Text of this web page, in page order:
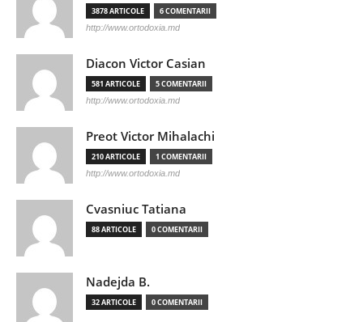
3878 ARTICOLE 6 COMENTARII
http://www.ortodoxia.md
Diacon Victor Casian
581 ARTICOLE 5 COMENTARII
http://www.ortodoxia.md
Preot Victor Mihalachi
210 ARTICOLE 1 COMENTARII
http://www.ortodoxia.md
Cvasniuc Tatiana
88 ARTICOLE 0 COMENTARII
Nadejda B.
32 ARTICOLE 0 COMENTARII